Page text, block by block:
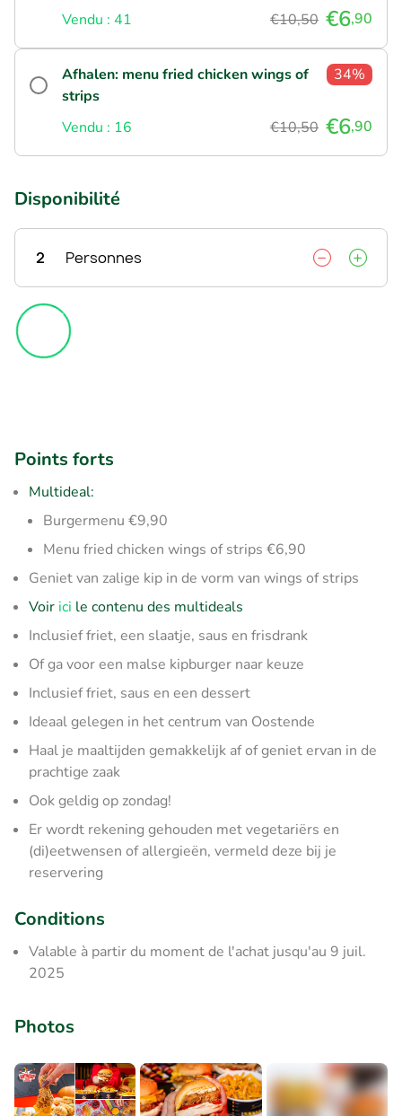
Vendu : 41 €10,50 €6,90
Afhalen: menu fried chicken wings of
strips
34%
Vendu : 16 €10,50 €6,90
Disponibilité
2 Personnes
Points forts
Multideal:
Burgermenu €9,90
Menu fried chicken wings of strips €6,90
Geniet van zalige kip in de vorm van wings of strips
Voir ici le contenu des multideals
Inclusief friet, een slaatje, saus en frisdrank
Of ga voor een malse kipburger naar keuze
Inclusief friet, saus en een dessert
Ideaal gelegen in het centrum van Oostende
Haal je maaltijden gemakkelijk af of geniet ervan in de
prachtige zaak
Ook geldig op zondag!
Er wordt rekening gehouden met vegetariërs en
(di)eetwensen of allergieën, vermeld deze bij je
reservering
Conditions
Valable à partir du moment de l'achat jusqu'au 9 juil.
2025
Photos